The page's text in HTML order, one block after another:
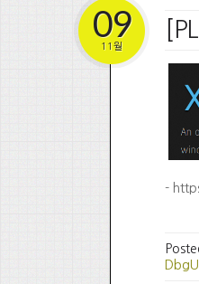
09
11월
-